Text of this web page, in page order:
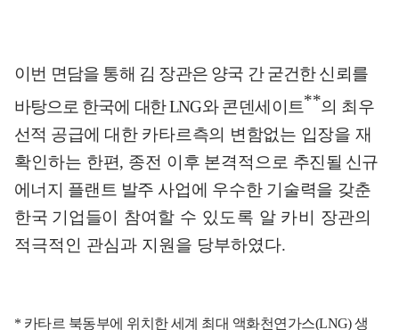
이번 면담을 통해 김 장관은 양국 간굳건한 신뢰를
바탕으로 한국에 대한LNG와 콘덴세이트**의 최우
선적 공급에 대한 카타르측의 변함없는 입장을 재
확인하는 한편, 종전 이후 본격적으로 추진될 신규
에너지 플랜트 발주 사업에 우수한 기술력을 갖춘
한국 기업들이
참여할 수 있도록 알 카비 장관의
적극적인 관심과 지원을 당부하였다.
* 카타르 북동부에 위치한 세계 최대 액화천연가스(LNG)생